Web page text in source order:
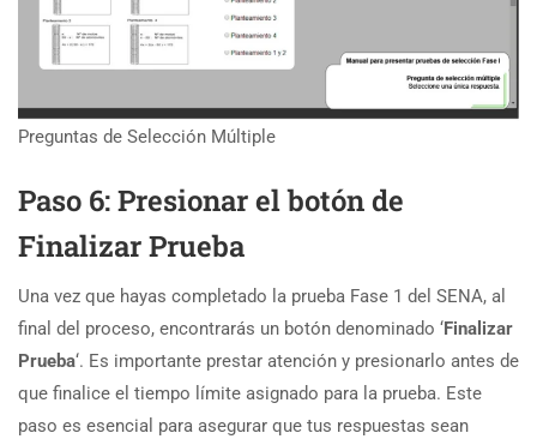
Preguntas de Selección Múltiple
Paso 6: Presionar el botón de
Finalizar Prueba
Una vez que hayas completado la prueba Fase 1 del SENA, al
final del proceso, encontrarás un botón denominado ‘Finalizar
Prueba‘. Es importante prestar atención y presionarlo antes de
que finalice el tiempo límite asignado para la prueba. Este
paso es esencial para asegurar que tus respuestas sean